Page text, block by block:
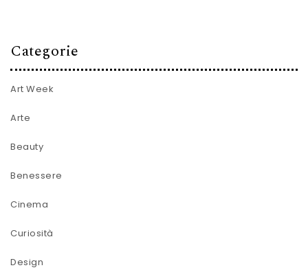
Categorie
Art Week
Arte
Beauty
Benessere
Cinema
Curiosità
Design